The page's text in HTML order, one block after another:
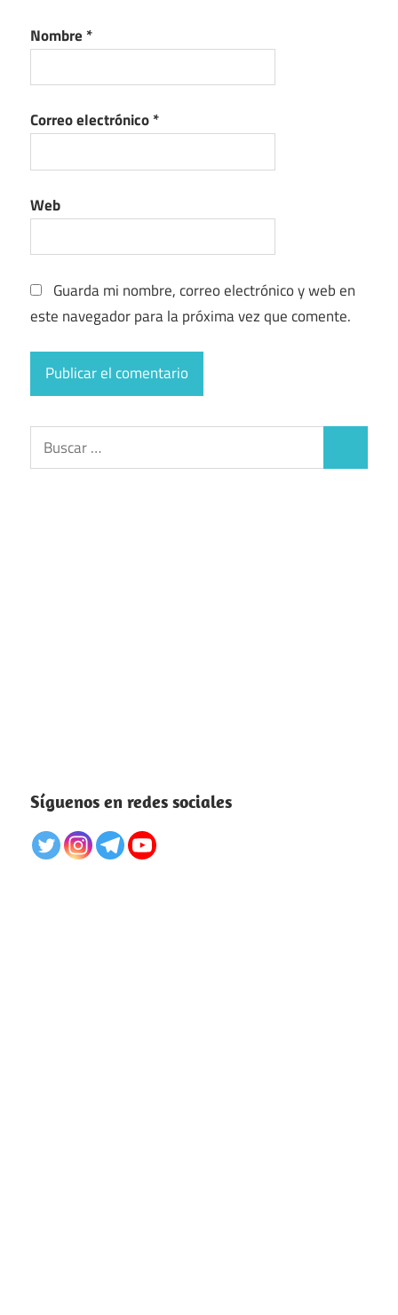
Nombre *
Correo electrónico*
Web
Guarda mi nombre, correo electrónico y web en
este navegador para la próxima vez que comente.
Buscar:
Síguenos en redes sociales